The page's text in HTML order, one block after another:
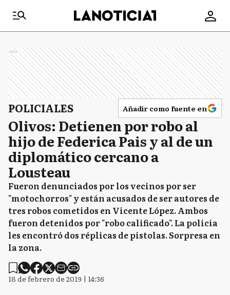
Ads
POLICIALES Añadir como fuente en
Olivos: Detienen por robo al
hijo de Federica Pais y al de un
diplomático cercano a
Lousteau
Fueron denunciados por los vecinos por ser
"motochorros" y están acusados de ser autores de
tres robos cometidos en Vicente López. Ambos
fueron detenidos por "robo calificado". La policía
les encontró dos réplicas de pistolas. Sorpresa en
la zona.
18 de febrero de 2019 | 14:36